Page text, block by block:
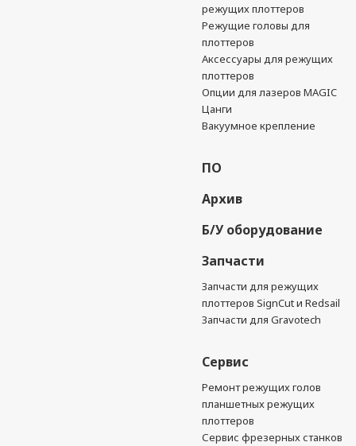
режущих плоттеров
Режущие головы для
плоттеров
Аксессуары для режущих
плоттеров
Опции для лазеров MAGIC
Цанги
Вакуумное крепление
ПО
Архив
Б/У оборудование
Запчасти
Запчасти для режущих
плоттеров SignCut и Redsail
Запчасти для Gravotech
Сервис
Ремонт режущих голов
планшетных режущих
плоттеров
Сервис фрезерных станков